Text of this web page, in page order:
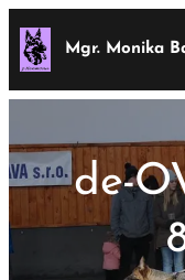
Mgr. Monika
de-